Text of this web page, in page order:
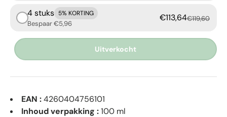
4 stuks 5% KORTING
Bespaar €5,96
€113,64€119,60
Uitverkocht
EAN :4260404756101
Inhoud verpakking :100 ml